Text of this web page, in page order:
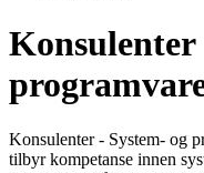
Konsulenter
Konsulenter - System- og
tilbyr kompetanse innen